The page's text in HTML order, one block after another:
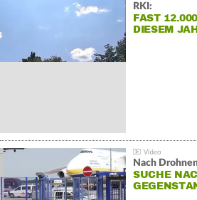
RKI:
FAST
DIESEM
Nach
SUCHE